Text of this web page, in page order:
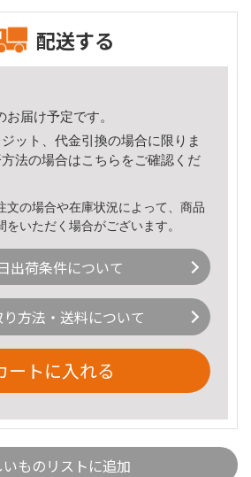
配送する
お届け予定です。
ット、代金引換の場合に限りま
法の場合はこちら をご確認くだ
の場合や在庫状況によって、商品
をいただく場合がございます。
出荷条件について
方法・送料について
ートに入れる
ものリストに追加